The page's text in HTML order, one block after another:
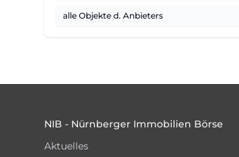
alle Objekte d. Anbieters
NIB - Nürnberger Immobilien Börse
Aktuelles